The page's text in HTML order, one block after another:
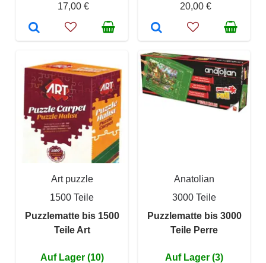
17,00 €
20,00 €
Art puzzle
1500 Teile
Puzzlematte bis 1500
Teile Art
Auf Lager (10)
Anatolian
3000 Teile
Puzzlematte bis 3000
Teile Perre
Auf Lager (3)